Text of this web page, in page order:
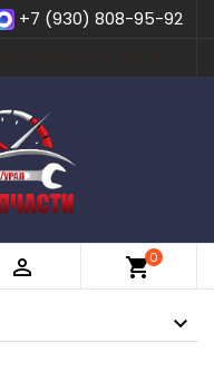
+7 (930) 808-95-92
 shopping_cart0